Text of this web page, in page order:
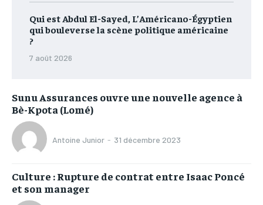
Qui est Abdul El-Sayed, L’Américano-Égyptien
qui bouleverse la scène politique américaine
?
7 août 2026
Sunu Assurances ouvre une nouvelle agence à
Bè-Kpota (Lomé)
Antoine Junior - 31 décembre 2023
Culture : Rupture de contrat entre Isaac Poncé
et son manager